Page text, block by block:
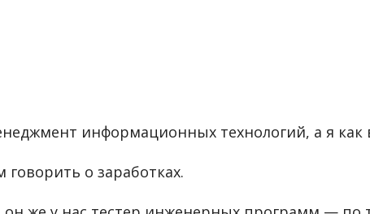
информационных технологий, а я как
о заработках.